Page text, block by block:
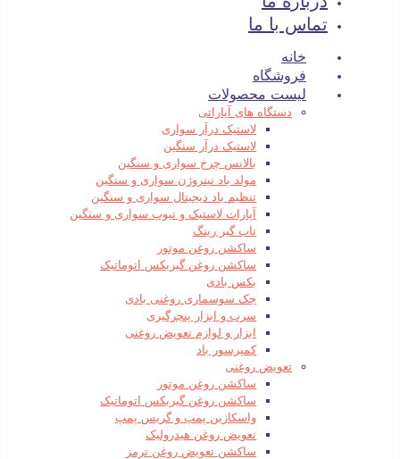
تماس با ما
خانه
فروشگاه
لیست محصولات
دستگاه های آپاراتی
لاستیک درآر سواری
لاستیک درآر سنگین
بالانس چرخ سواری و سنگین
مولد باد نیتروژن سواری و سنگین
تنظیم باد دیجیتال سواری و سنگین
آپارات لاستیک و تیوپ سواری و سنگین
تاب گیر رینگ
ساکشن روغن موتور
ساکشن روغن گیربکس اتوماتیک
بکس بادی
جک سوسماری روغنی بادی
سرب و ابزار پنچرگیری
ابزار و لوازم تعویض روغنی
کمپرسور باد
تعویض روغنی
ساکشن روغن موتور
ساکشن روغن گیربکس اتوماتیک
واسکازین پمپ و گریس پمپ
تعویض روغن هیدرولیک
ساکشن تعویض روغن ترمز